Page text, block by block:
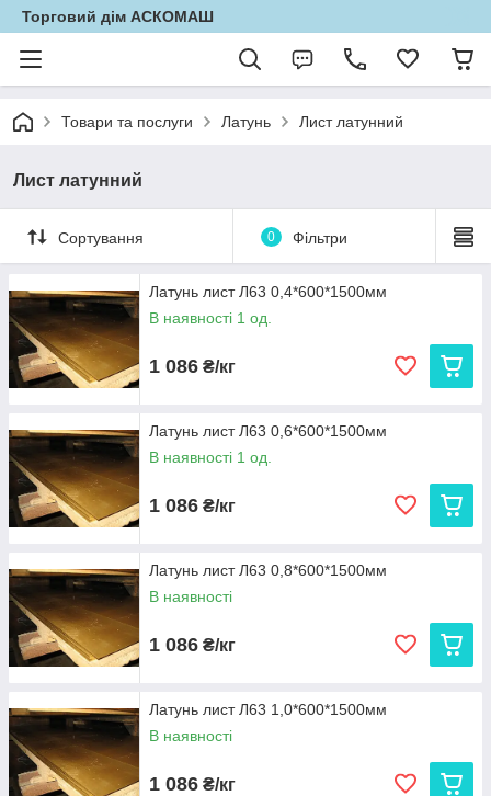
Торговий дім АСКОМАШ
Товари та послуги Латунь Лист латунний
Лист латунний
Сортування 0 Фільтри
Латунь лист Л63 0,4*600*1500мм
В наявності 1 од.
1 086 ₴/кг
Латунь лист Л63 0,6*600*1500мм
В наявності 1 од.
1 086 ₴/кг
Латунь лист Л63 0,8*600*1500мм
В наявності
1 086 ₴/кг
Латунь лист Л63 1,0*600*1500мм
В наявності
1 086 ₴/кг